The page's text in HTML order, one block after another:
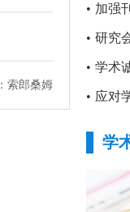
索郎桑姆
• 加强
• 研究会
• 学术
• 应对
学